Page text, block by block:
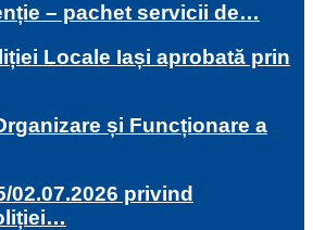
– pachet servicii de…
Locale Iași aprobată prin
și Funcționare a
02.07.2026 privind